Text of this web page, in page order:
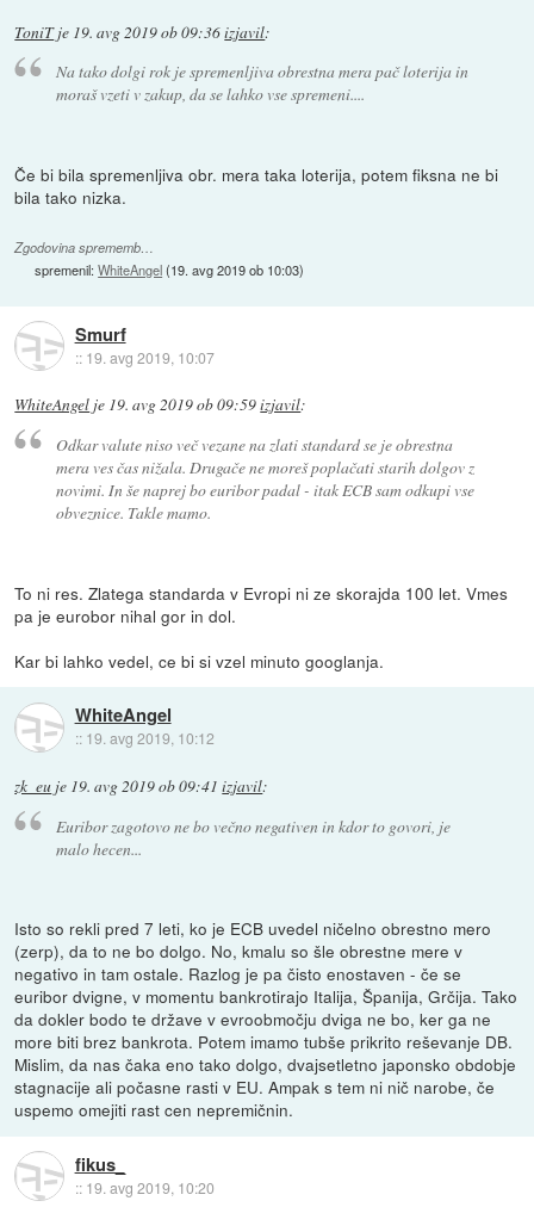
ToniTje 19. avg 2019 ob 09:36izjavil:
Na tako dolgi rok je spremenljiva obrestna mera pač loterija in
moraš vzeti v zakup, da se lahko vse spremeni....
Če bi bila spremenljiva obr. mera taka loterija, potem fiksna ne bi
bila tako nizka.
Zgodovina sprememb…
spremenil:WhiteAngel(19. avg 2019 ob 10:03)
Smurf
:: 19. avg 2019, 10:07
WhiteAngel je 19. avg 2019 ob 09:59izjavil:
Odkar valute niso več vezane na zlati standard se je obrestna
mera ves čas nižala. Drugače ne moreš poplačati starih dolgov z
novimi. In še naprej bo euribor padal - itak ECB sam odkupi vse
obveznice. Takle mamo.
To ni res. Zlatega standarda v Evropi ni ze skorajda 100 let. Vmes
pa je eurobor nihal gor in dol.
Kar bi lahko vedel, ce bi si vzel minuto googlanja.
WhiteAngel
:: 19. avg 2019, 10:12
zk_eu je 19. avg 2019 ob 09:41 izjavil:
Euribor zagotovo ne bo večno negativen in kdor to govori, je
malo hecen...
Isto so rekli pred 7 leti, ko je ECB uvedel ničelno obrestno mero
(zerp), da to ne bo dolgo. No, kmalu so šle obrestne mere v
negativo in tam ostale. Razlog je pa čisto enostaven - če se
euribor dvigne, v momentu bankrotirajo Italija, Španija, Grčija. Tako
da dokler bodo te države v evroobmočju dviga ne bo, ker ga ne
more biti brez bankrota. Potem imamo tubše prikrito reševanje DB.
Mislim, da nas čaka eno tako dolgo, dvajsetletno japonsko obdobje
stagnacije ali počasne rasti v EU. Ampak s tem ni nič narobe, če
uspemo omejiti rast cen nepremičnin.
fikus_
:: 19. avg 2019, 10:20